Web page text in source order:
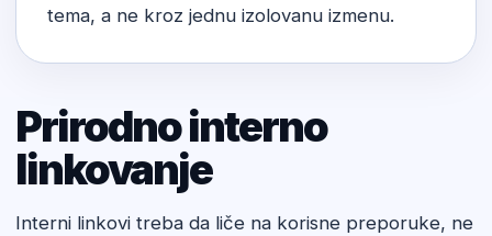
tema, a ne kroz jednu izolovanu izmenu.
Prirodno interno
linkovanje
Interni linkovi treba da liče na korisne preporuke, ne